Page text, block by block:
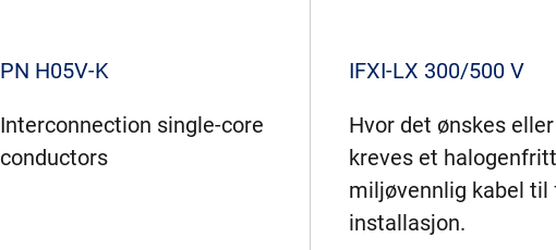
PN H05V-K
Interconnection single-core
conductors
IFXI-LX 300/500 V
Hvor det ønskes eller
kreves et
miljøvennlig kabel til
installasjon.